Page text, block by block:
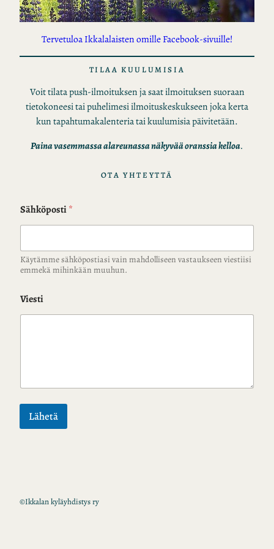
Tervetuloa Ikkalalaisten omille Facebook-sivuille!
TILAA KUULUMISIA
Voit tilata push-ilmoituksen ja saat ilmoituksen suoraan
tietokoneesi tai puhelimesi ilmoituskeskukseen joka kerta
kun tapahtumakalenteria tai kuulumisia päivitetään.
Paina vasemmassa alareunassa näkyvää oranssia kelloa.
OTA YHTEYTTÄ
Sähköposti*
Käytämme sähköpostiasi vain mahdolliseen vastaukseen viestiisi
emmekä mihinkään muuhun.
Viesti
Lähetä
©Ikkalan kyläyhdistys ry